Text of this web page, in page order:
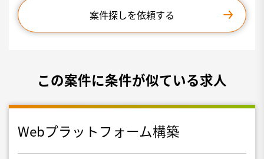
案件探しを依頼する
この案件に条件が似ている求人
Webプラットフォーム構築